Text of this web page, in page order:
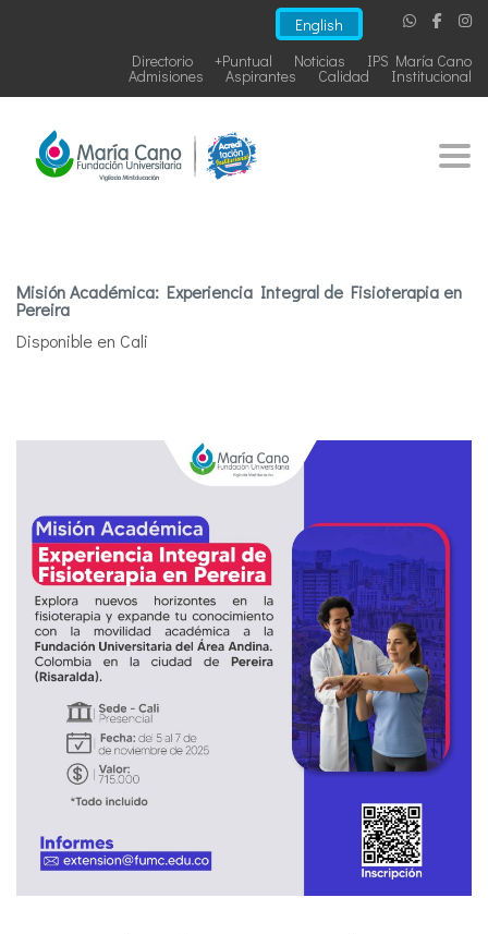
English
IPS María Cano
Noticias
+Puntual
Directorio
Institucional
Calidad
Aspirantes
Admisiones
Misión Académica: Experiencia Integral de Fisioterapia en
Pereira
Disponible en Cali